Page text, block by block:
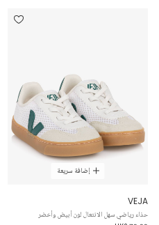
إضافة سريعة
VEJA
حذاء رياضي سهل الانتعال لون أبيض وأخضر